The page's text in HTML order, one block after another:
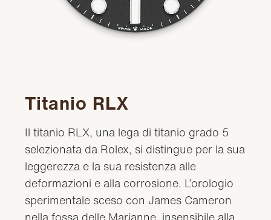
Titanio RLX
Il titanio RLX, una lega di titanio grado 5
selezionata da Rolex, si distingue per la sua
leggerezza e la sua resistenza alle
deformazioni e alla corrosione. L’orologio
sperimentale sceso con James Cameron
nella fossa delle Marianne, insensibile alla